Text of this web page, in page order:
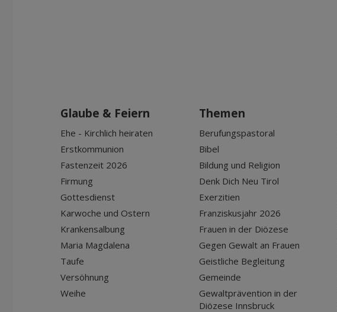
Glaube & Feiern
Ehe - Kirchlich heiraten
Erstkommunion
Fastenzeit 2026
Firmung
Gottesdienst
Karwoche und Ostern
Krankensalbung
Maria Magdalena
Taufe
Versöhnung
Weihe
Themen
Berufungspastoral
Bibel
Bildung und Religion
Denk Dich Neu Tirol
Exerzitien
Franziskusjahr 2026
Frauen in der Diözese
Gegen Gewalt an Frauen
Geistliche Begleitung
Gemeinde
Gewaltprävention in der
Diözese Innsbruck